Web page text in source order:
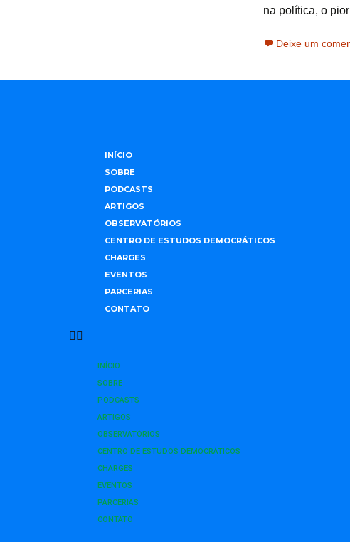
na política, o
Deixe um
INÍCIO
SOBRE
PODCASTS
ARTIGOS
OBSERVATÓRIOS
CENTRO DE ESTUDOS DEMOCRÁTICOS
CHARGES
EVENTOS
PARCERIAS
CONTATO
INÍCIO
SOBRE
PODCASTS
ARTIGOS
OBSERVATÓRIOS
CENTRO DE ESTUDOS DEMOCRÁTICOS
CHARGES
EVENTOS
PARCERIAS
CONTATO